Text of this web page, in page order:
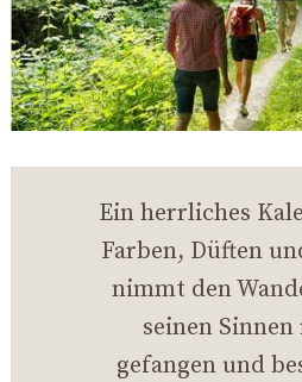
Ein herrliches
Farben, Düften
nimmt den
seinen
gefangen und